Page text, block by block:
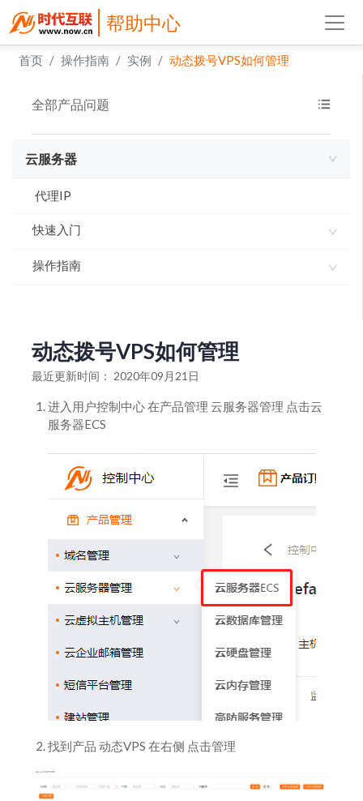
帮助中心
首页 操作指南 实例 动态拨号VPS如何管理
全部产品问题
云服务器
代理IP
快速入门
动态拨号VPS如何订购
京东云服务器如何订购
高防云服务器如何订购
阿里云服务器如何订购
基础防护
操作指南
云服务器如何管理
如何设置云服务器自动续费
如何升级云服务器
如何设置云服务器自动续费
高防云如何查看监控
动态拨号VPS如何管理
高防云数据中心测试IP
镜像
镜像计费
动态拨号VPS如何管理
最近更新时间： 2020年09月21日
进入用户控制中心 在产品管理 云服务器管理 点击云
服务器ECS
找到产品 动态VPS 在右侧 点击管理